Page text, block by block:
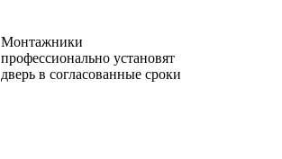
Монтажники
профессионально установят
дверь в согласованные сроки